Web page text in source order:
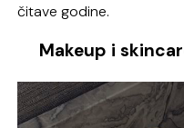
čitave godine.
Makeup i